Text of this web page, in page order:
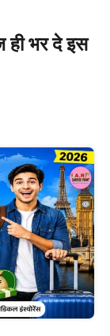
ही भर दे इस